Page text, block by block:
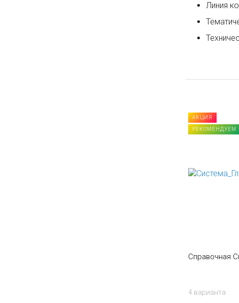
Линия
АКЦИЯ
РЕКОМЕНДУЕМ
Справочная
4 варианта